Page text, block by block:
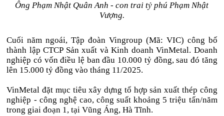
Ông Phạm Nhật Quân Anh - con trai tỷ phú Phạm Nhật
Vượng.
Cuối năm ngoái, Tập đoàn Vingroup (Mã: VIC) công bố
thành lập CTCP Sản xuất và Kinh doanh VinMetal. Doanh
nghiệp có vốn điều lệ ban đầu 10.000 tỷ đồng, sau đó tăng
lên 15.000 tỷ đồng vào tháng 11/2025.
VinMetal đặt mục tiêu xây dựng tổ hợp sản xuất thép công
nghiệp - công nghệ cao, công suất khoảng 5 triệu tấn/năm
trong giai đoạn 1, tại Vũng Áng, Hà Tĩnh.